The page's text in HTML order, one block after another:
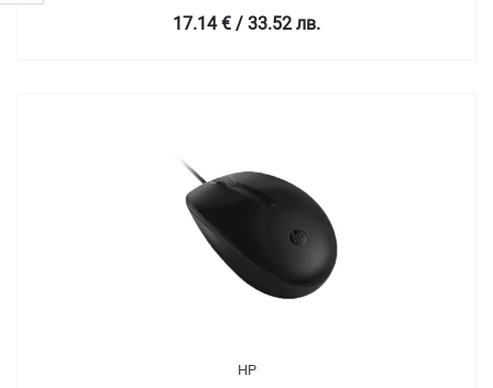
17.14 € / 33.52 лв.
HP